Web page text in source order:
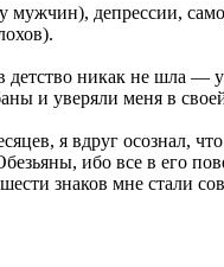
депрессии,
детство никак не
и уверяли меня в
я вдруг осознал,
ибо все в его
знаков мне стали